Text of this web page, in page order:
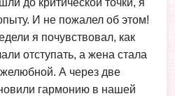
И не пожалел об этом!
я почувствовал, как
отступать, а жена стала
А через две
гармонию в нашей